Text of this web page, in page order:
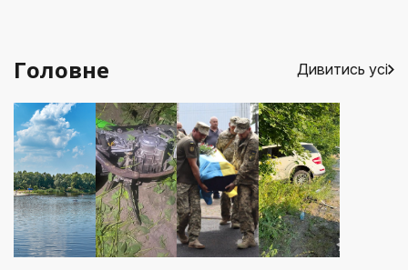
Головне Дивитись усі